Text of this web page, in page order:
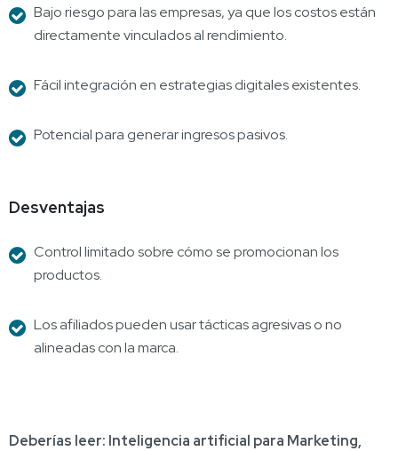
Bajo riesgo para las empresas, ya que los costos están
directamente vinculados al rendimiento.
Fácil integración en estrategias digitales existentes.
Potencial para generar ingresos pasivos.
Desventajas
Control limitado sobre cómo se promocionan los
productos.
Los afiliados pueden usar tácticas agresivas o no
alineadas con la marca.
Deberías leer: Inteligencia artificial para Marketing,